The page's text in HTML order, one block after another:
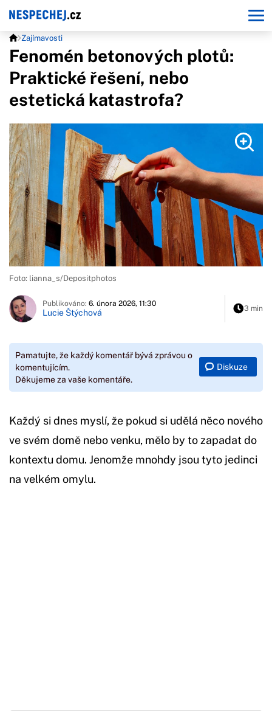
Zajímavosti
Fenomén betonových plotů:
Praktické řešení, nebo
estetická katastrofa?
Foto: lianna_s/Depositphotos
Publikováno: 6. února 2026, 11:30
Lucie Štýchová 3 min
Pamatujte, že každý komentář bývá zprávou o
komentujícím.
Děkujeme za vaše komentáře.
Diskuze
Každý si dnes myslí, že pokud si udělá něco nového
ve svém domě nebo venku, mělo by to zapadat do
kontextu domu. Jenomže mnohdy jsou tyto jedinci
na velkém omylu.